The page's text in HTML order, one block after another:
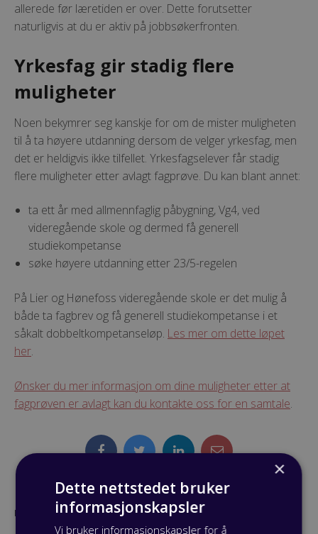
allerede før læretiden er over. Dette forutsetter
naturligvis at du er aktiv på jobbsøkerfronten.
Yrkesfag gir stadig flere
muligheter
Noen bekymrer seg kanskje for om de mister muligheten
til å ta høyere utdanning dersom de velger yrkesfag, men
det er heldigvis ikke tilfellet. Yrkesfagselever får stadig
flere muligheter etter avlagt fagprøve. Du kan blant annet:
ta ett år med allmennfaglig påbygning, Vg4, ved
videregående skole og dermed få generell
studiekompetanse
søke høyere utdanning etter 23/5-regelen
På Lier og Hønefoss videregående skole er det mulig å
både ta fagbrev og få generell studiekompetanse i et
såkalt dobbeltkompetanseløp. Les mer om dette løpet
her.
Ønsker du mer informasjon om dine muligheter etter at
fagprøven er avlagt kan du kontakte oss for en samtale.
Publisert: 07 mars 2019
×
Dette nettstedet bruker
informasjonskapsler
Vi bruker informasjonskapsler for å